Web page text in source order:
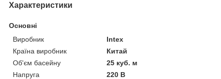
Характеристики
Основні
Виробник
Intex
Країна виробник
Китай
Об'єм басейну
25 куб. м
Напруга
220 В